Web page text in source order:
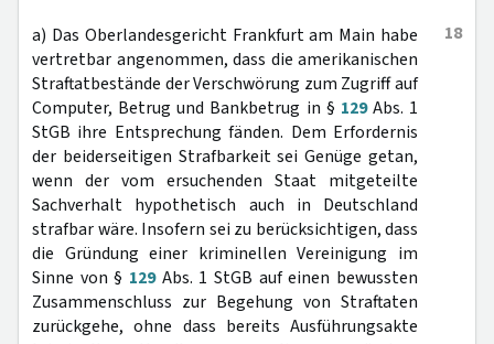
18
a) Das Oberlandesgericht Frankfurt am Main habe
vertretbar angenommen, dass die amerikanischen
Straftatbestände der Verschwörung zum Zugriff auf
Computer, Betrug und Bankbetrug in § 129Abs. 1
StGB ihre Entsprechung fänden. Dem Erfordernis
der beiderseitigen Strafbarkeit sei Genüge getan,
wenn der vom ersuchenden Staat mitgeteilte
Sachverhalt hypothetisch auch in Deutschland
strafbar wäre. Insofern sei zu berücksichtigen, dass
die Gründung einer kriminellen Vereinigung im
Sinne von § 129Abs. 1 StGB auf einen bewussten
Zusammenschluss zur Begehung von Straftaten
zurückgehe, ohne dass bereits Ausführungsakte